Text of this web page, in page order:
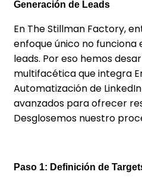
Generación de Leads
En The Stillman Factory,
enfoque único no funciona
leads. Por eso hemos
multifacética que integra
Automatización de
avanzados para ofrecer
Desglosemos nuestro
Paso 1: Definición de